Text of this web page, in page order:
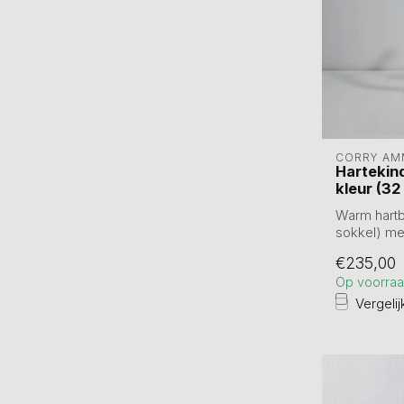
CORRY
kleur (32
Warm
sokkel)
€235,00
Op